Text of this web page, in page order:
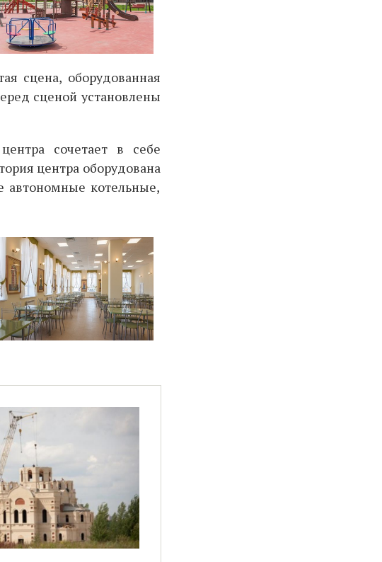
сцена, оборудованная
сценой установлены
сочетает в себе
центра оборудована
котельные,